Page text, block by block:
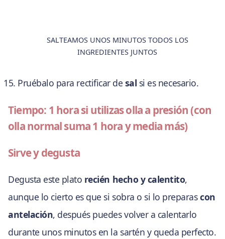
SALTEAMOS UNOS MINUTOS TODOS LOS
INGREDIENTES JUNTOS
Pruébalo para rectificar de sal si es necesario.
Tiempo: 1 hora si utilizas olla a presión (con
olla normal suma 1 hora y media más)
Sirve y degusta
Degusta este plato recién hecho y calentito,
aunque lo cierto es que si sobra o si lo preparascon
antelación, después puedes volver a calentarlo
durante unos minutos en la sartén y queda perfecto.